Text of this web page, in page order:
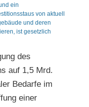
ein
von aktuell
und deren
ist gesetzlich
des
auf 1,5 Mrd.
Bedarfe im
einer